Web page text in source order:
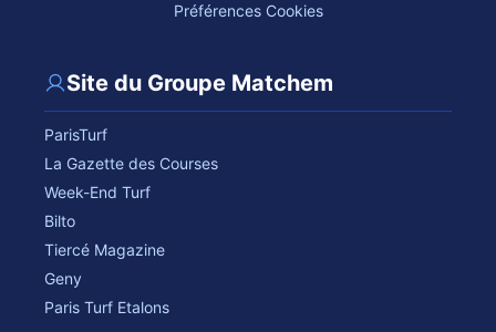
Préférences Cookies
Site du Groupe Matchem
ParisTurf
La Gazette des Courses
Week-End Turf
Bilto
Tiercé Magazine
Geny
Paris Turf Etalons